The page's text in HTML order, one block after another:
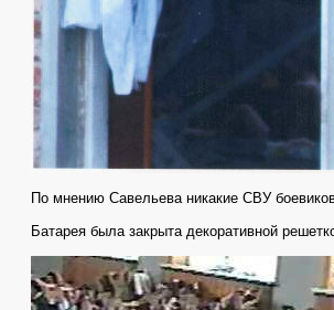
По мнению Савельева никакие СВУ
Батарея была закрыта декоративной